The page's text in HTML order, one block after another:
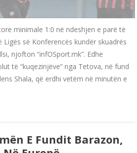
minimale 1:0 në ndeshjen e parë të
së Konferencës kundër skuadrës
njofton “infOSport.mk”. Edhe
të “kuqezinjëve” nga Tetova, në fund
Shala, që erdhi vetëm në minutën e
E Fundit Barazon,